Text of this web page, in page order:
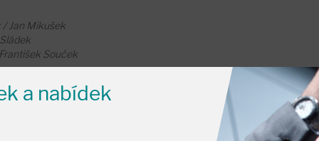
/ Jan Mikušek
Souček
Jandáčková
a nabídek